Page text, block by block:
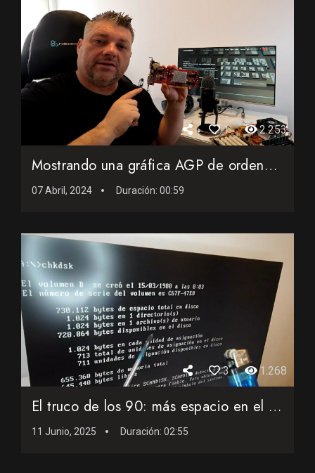
1 2.253
Mostrando una gráfica AGP de ordenador
07 Abril, 2024 Duración: 00:59
3 1.268
El truco de los 90: más espacio en el disquete con solo un ...
11 Junio, 2025 Duración: 02:55